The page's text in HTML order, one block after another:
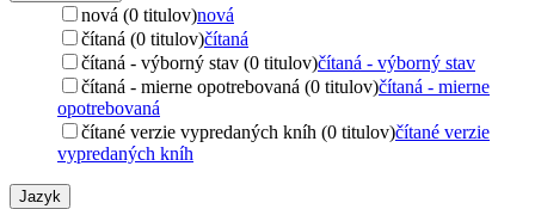
nová (0 titulov)nová
čítaná (0 titulov)čítaná
čítaná - výborný stav (0 titulov)čítaná - výborný stav
čítaná - mierne opotrebovaná (0 titulov)čítaná - mierne
opotrebovaná
čítané verzie vypredaných kníh (0 titulov)čítané verzie
vypredaných kníh
Jazyk